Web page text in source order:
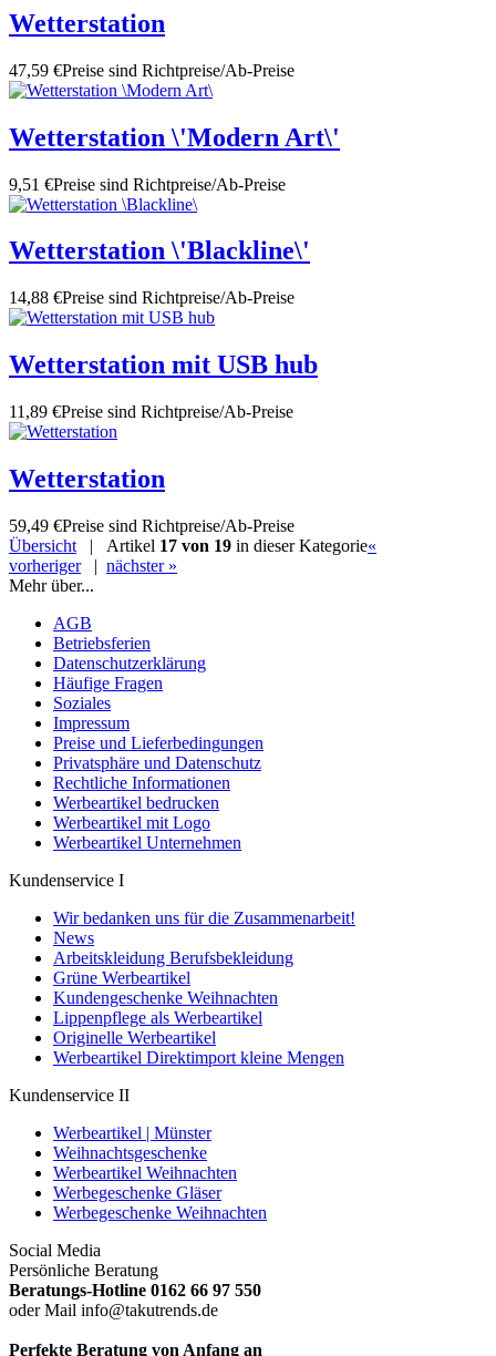
Wetterstation
47,59 €Preise sind Richtpreise/Ab-Preise
Wetterstation \'Modern Art\'
9,51 €Preise sind Richtpreise/Ab-Preise
Wetterstation \'Blackline\'
14,88 €Preise sind Richtpreise/Ab-Preise
Wetterstation mit USB hub
11,89 €Preise sind Richtpreise/Ab-Preise
Wetterstation
59,49 €Preise sind Richtpreise/Ab-Preise
Übersicht | Artikel 17 von 19 in dieser Kategorie«
vorheriger| nächster »
Mehr über...
AGB
Betriebsferien
Datenschutzerklärung
Häufige Fragen
Soziales
Impressum
Preise und Lieferbedingungen
Privatsphäre und Datenschutz
Rechtliche Informationen
Werbeartikel bedrucken
Werbeartikel mit Logo
Werbeartikel Unternehmen
Kundenservice I
Wir bedanken uns für die Zusammenarbeit!
News
Arbeitskleidung Berufsbekleidung
Grüne Werbeartikel
Kundengeschenke Weihnachten
Lippenpflege als Werbeartikel
Originelle Werbeartikel
Werbeartikel Direktimport kleine Mengen
Kundenservice II
Werbeartikel | Münster
Weihnachtsgeschenke
Werbeartikel Weihnachten
Werbegeschenke Gläser
Werbegeschenke Weihnachten
Social Media
Persönliche Beratung
Beratungs-Hotline 0162 66 97 550
oder Mail info@takutrends.de
Perfekte Beratung von Anfang an